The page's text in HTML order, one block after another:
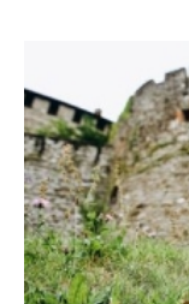
MISTRAL
du
24
juin
2024